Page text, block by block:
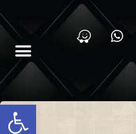
פתח